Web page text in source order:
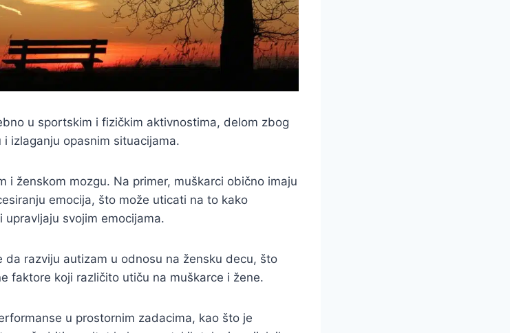
u sportskim i fizičkim aktivnostima, delom zbog
izlaganju opasnim situacijama.
i ženskom mozgu. Na primer, muškarci obično imaju
emocija, što može uticati na to kako
svojim emocijama.
razviju autizam u odnosu na žensku decu, što
faktore koji različito utiču na muškarce i žene.
u prostornim zadacima, kao što je